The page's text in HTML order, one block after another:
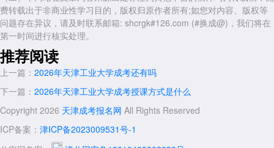
械设计制造及其自动化、工商管理、会计学、金融学、英语等)没有特殊
的职业背景或资格证书要求，考生满足户籍和学历条件即可报考。但如果
考生计划报考的为艺术类或体育类专业，则可能需要参加院校组织的专业
课加试，具体加试科目和要求以当年招生简章为准。不过天津工业大学成
考近年来较少招收艺术体育类专业，绝大多数考生无需担心此项。
四、健康状况与品行要求
在身体健康方面，2026年天津工业大学成人高考报名条件是什么中
包括考生须身体健康，生活能自理，不影响所报专业学习。这一要求属于
常规性条款，学校不会组织体检，考生在报名时签署健康状况承诺书即
可。在品行方面，考生须遵守中华人民共和国宪法和法律，无国家教育考
试违规违纪记录尚在处罚期内的情形。因作弊等违规行为被暂停参加各类
费转载出于非商业性学习目的，版权归原作者所有;如您对内容、版权等
问题存在异议，请及时联系邮箱: shcrgk#126.com (#换成@)，我们将在
第一时间进行核实处理。
推荐阅读
上一篇： 2026年天津工业大学成考还有吗
下一篇： 2026年天津工业大学成考授课方式是什么
Copyright 2026 天津成考报名网 All Rights Reserved
ICP备案： 津ICP备2023009531号-1